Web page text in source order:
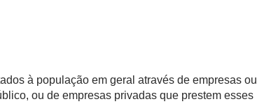
à população em geral através de empresas ou
ou de empresas privadas que prestem esses